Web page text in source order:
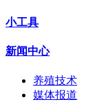
小工具
新闻中心
养殖技术
媒体报道